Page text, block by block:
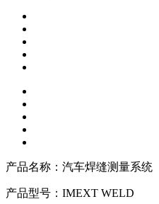
产品名称： 汽车焊缝测量系统
产品型号： IMEXT WELD